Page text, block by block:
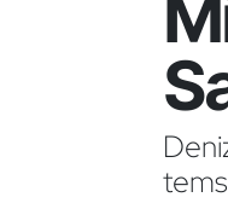
Bocce Bowling